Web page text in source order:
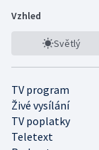
Vzhled
Světlý
TV program
Živé vysílání
TV poplatky
Teletext